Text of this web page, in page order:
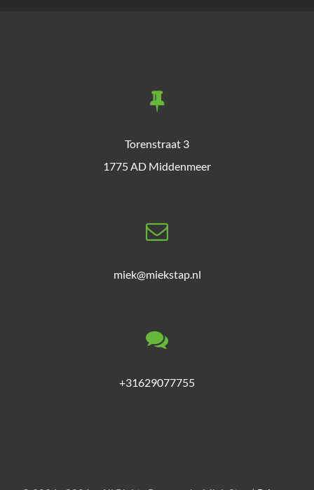
Torenstraat 3
1775 AD Middenmeer
miek@miekstap.nl
+31629077755